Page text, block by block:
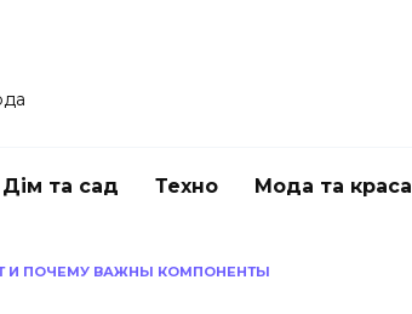
Дім та сад Техно Мода та краса
И ПОЧЕМУ ВАЖНЫ КОМПОНЕНТЫ